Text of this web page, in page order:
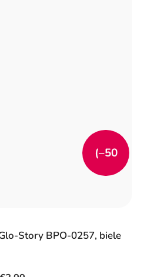
Story BPO-0257, biele
(–50